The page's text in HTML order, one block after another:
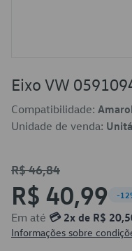
Eixo VW
Compatibilidade:
Unidade de venda:
R$ 46,84
R$ 40,99 -
Em até 💳 2x de R$
Informações sobre